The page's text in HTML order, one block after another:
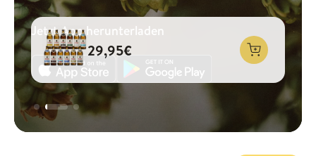
Jetzt App herunterladen
29,95€
25,00€